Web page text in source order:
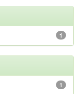
1
1